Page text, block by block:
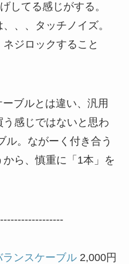
してる感じがする。
、、タッチノイズ。
ジロックすること
ブルとは違い、汎用
感じではないと思わ
ル。ながーく付き合う
ら、慎重に「1本」を
ンスケーブル 2,000円